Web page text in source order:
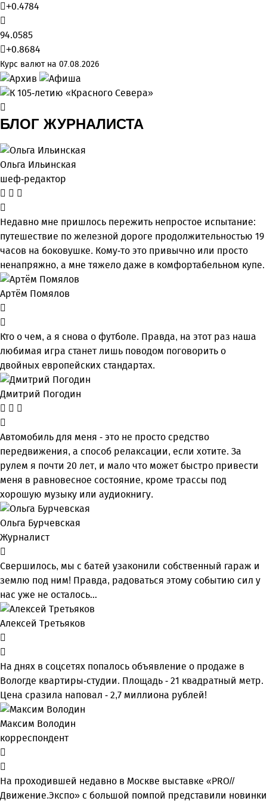
+0.4784
94.0585
+0.8684
Курс валют на 07.08.2026
БЛОГ ЖУРНАЛИСТА
Ольга Ильинская
шеф-редактор
Недавно мне пришлось пережить непростое испытание:
путешествие по железной дороге продолжительностью 19
часов на боковушке. Кому-то это привычно или просто
ненапряжно, а мне тяжело даже в комфортабельном купе.
Артём Помялов
Кто о чем, а я снова о футболе. Правда, на этот раз наша
любимая игра станет лишь поводом поговорить о
двойных европейских стандартах.
Дмитрий Погодин
Автомобиль для меня - это не просто средство
передвижения, а способ релаксации, если хотите. За
рулем я почти 20 лет, и мало что может быстро привести
меня в равновесное состояние, кроме трассы под
хорошую музыку или аудиокнигу.
Ольга Бурчевская
Журналист
Свершилось, мы с батей узаконили собственный гараж и
землю под ним! Правда, радоваться этому событию сил у
нас уже не осталось…
Алексей Третьяков
На днях в соцсетях попалось объявление о продаже в
Вологде квартиры-студии. Площадь - 21 квадратный метр.
Цена сразила наповал - 2,7 миллиона рублей!
Максим Володин
корреспондент
На проходившей недавно в Мос­кве выставке «PRO//
Движение.Экспо» с большой помпой представили новинки